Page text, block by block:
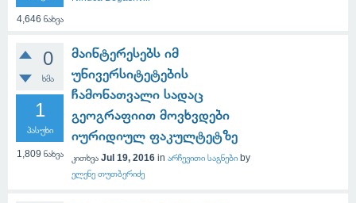
4,646 ნახვა
0
ხმა
1
პასუხი
1,809 ნახვა
მაინტერესებს იმ
უნივერსიტეტების
ჩამონათვალი სადაც
გეოგრაფიით მოვხვდები
იურიდიულ ფაკულტეტზე
კითხვა Jul 19, 2016 in არჩევითი საგნები by
ელენე თუთბერიძე